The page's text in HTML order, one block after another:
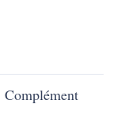
Complément